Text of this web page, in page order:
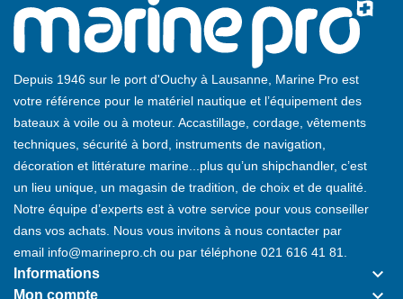
Depuis 1946 sur le port d'Ouchy à Lausanne, Marine Pro est
votre référence pour le matériel nautique et l’équipement des
bateaux à voile ou à moteur. Accastillage, cordage, vêtements
techniques, sécurité à bord, instruments de navigation,
décoration et littérature marine...plus qu’un shipchandler, c’est
un lieu unique, un magasin de tradition, de choix et de qualité.
Notre équipe d’experts est à votre service pour vous conseiller
dans vos achats. Nous vous invitons à nous contacter par
email info@marinepro.ch ou par téléphone 021 616 41 81
Informations keyboard_arrow_down
Mon compte